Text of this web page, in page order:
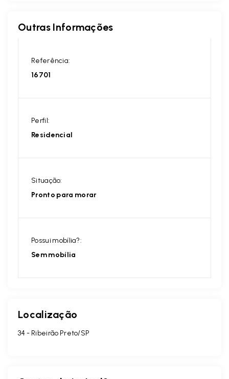
Outras Informações
Referência:
16701
Perfil:
Residencial
Situação:
Pronto para morar
Possui mobília?:
Sem mobília
Localização
34 - Ribeirão Preto/SP